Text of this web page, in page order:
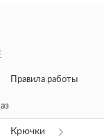
Правила работы
Крючки